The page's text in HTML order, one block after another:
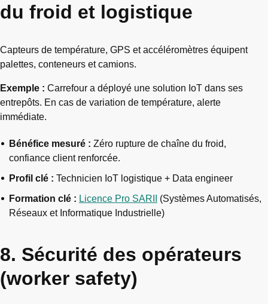
du froid et logistique
Capteurs de température, GPS et accéléromètres équipent
palettes, conteneurs et camions.
Exemple : Carrefour a déployé une solution IoT dans ses
entrepôts. En cas de variation de température, alerte
immédiate.
Bénéfice mesuré : Zéro rupture de chaîne du froid,
confiance client renforcée.
Profil clé : Technicien IoT logistique + Data engineer
Formation clé : Licence Pro SARII
(Systèmes Automatisés,
Réseaux et Informatique Industrielle)
8. Sécurité des opérateurs
(worker safety)